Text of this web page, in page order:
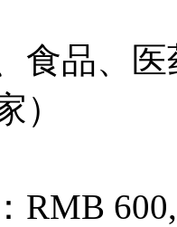
食品、
）
RMB